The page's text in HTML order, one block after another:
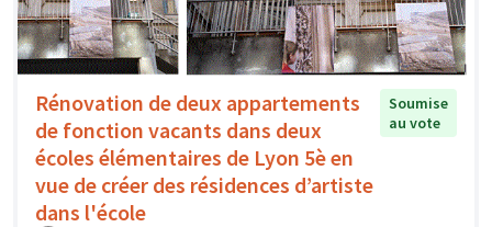
Rénovation de deux appartements
de fonction vacants dans deux
écoles élémentaires de Lyon 5è en
vue de créer des résidences d’artiste
dans l'école
Soumise
au vote